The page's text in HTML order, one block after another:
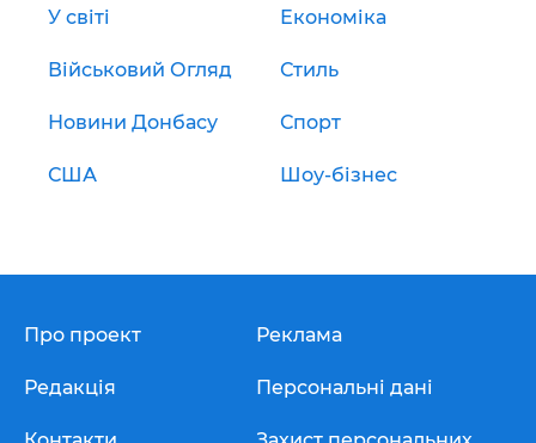
У світі Економіка
Військовий Огляд Стиль
Новини Донбасу Спорт
США Шоу-бізнес
Про проект
Редакція
Реклама
Персональні дані